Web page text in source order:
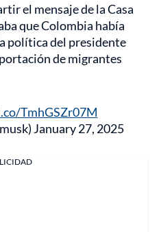
el mensaje de la Casa
que Colombia había
política del presidente
de migrantes
TmhGSZr07M
January 27, 2025